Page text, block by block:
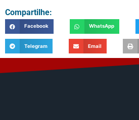
Compartilhe:
Facebook WhatsApp
Telegram Email